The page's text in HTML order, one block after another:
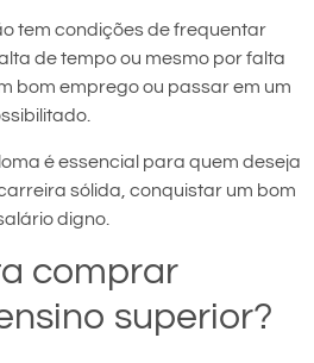
tem condições de frequentar
de tempo ou mesmo por falta
bom emprego ou passar em um
é essencial para quem deseja
sólida, conquistar um bom
digno.
comprar
superior?